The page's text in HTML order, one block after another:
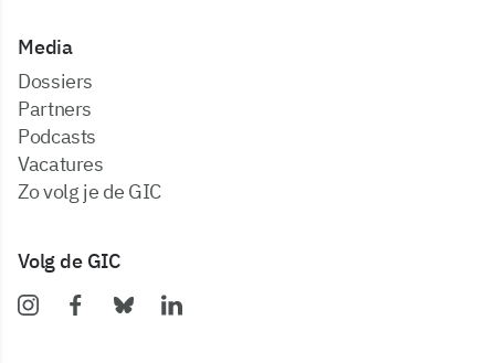
Media
dossiers
partners
podcasts
vacatures
zo volg je de GIC
Volg de GIC